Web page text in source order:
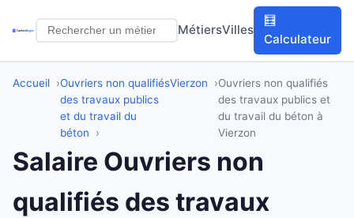
MétiersVilles
🧮
Calculateur
Accueil
Ouvriers non qualifiés
des travaux publics
et du travail du
béton
Vierzon
Ouvriers non qualifiés
des travaux publics et
du travail du béton à
Vierzon
Salaire Ouvriers non
qualifiés des travaux